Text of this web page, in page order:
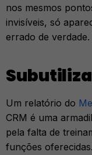
nos mesmos
invisíveis, só
errado de
Um relatório do
CRM é uma
pela falta de
funções